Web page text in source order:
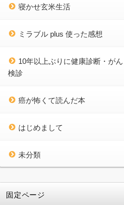
寝かせ玄米生活
ミラブル plus 使った感想
10年以上ぶりに健康診断・がん
検診
癌が怖くて読んだ本
はじめまして
未分類
固定ページ